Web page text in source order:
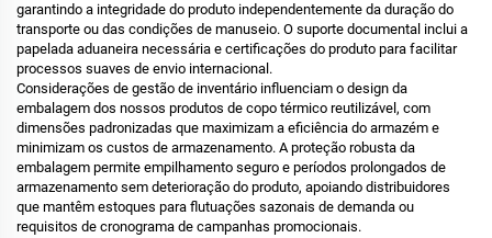
garantindo a integridade do produto independentemente da duração do
transporte ou das condições de manuseio. O suporte documental inclui a
papelada aduaneira necessária e certificações do produto para facilitar
processos suaves de envio internacional.
Considerações de gestão de inventário influenciam o design da
embalagem dos nossos produtos de copo térmico reutilizável, com
dimensões padronizadas que maximizam a eficiência do armazém e
minimizam os custos de armazenamento. A proteção robusta da
embalagem permite empilhamento seguro e períodos prolongados de
armazenamento sem deterioração do produto, apoiando distribuidores
que mantêm estoques para flutuações sazonais de demanda ou
requisitos de cronograma de campanhas promocionais.